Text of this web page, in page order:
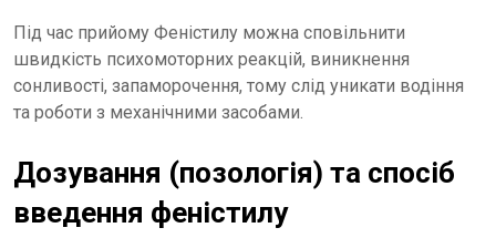
Під час прийому Феністилу можна сповільнити
швидкість психомоторних реакцій, виникнення
сонливості, запаморочення, тому слід уникати водіння
та роботи з механічними засобами.
Дозування (позологія) та спосіб
введення феністилу